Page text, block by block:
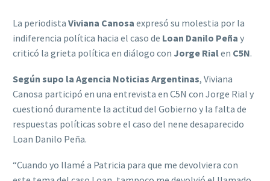
La periodista Viviana Canosa expresó su molestia por la
indiferencia política hacia el caso de Loan Danilo Peña y
criticó la grieta política en diálogo con Jorge Rialen C5N.
Según supo la Agencia Noticias Argentinas, Viviana
Canosa participó en una entrevista en C5N con Jorge Rial y
cuestionó duramente la actitud del Gobierno y la falta de
respuestas políticas sobre el caso del nene desaparecido
Loan Danilo Peña.
“Cuando yo llamé a Patricia para que me devolviera con